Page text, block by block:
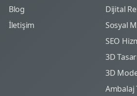
Blog
İletişim
Dijital
Sosyal
SEO
3D
3D
Ambalaj